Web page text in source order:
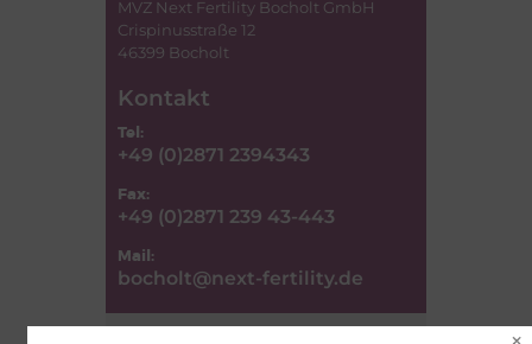
MVZ Next Fertility Bocholt GmbH
Crispinusstraße 12
46399 Bocholt
Kontakt
Tel:
+49 (0)2871 2394343
Fax:
+49 (0)2871 239 43-443
Mail:
bocholt@next-fertility.de